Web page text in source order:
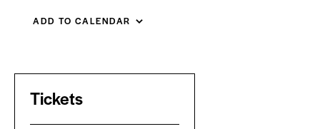
ADD TO CALENDAR
Tickets